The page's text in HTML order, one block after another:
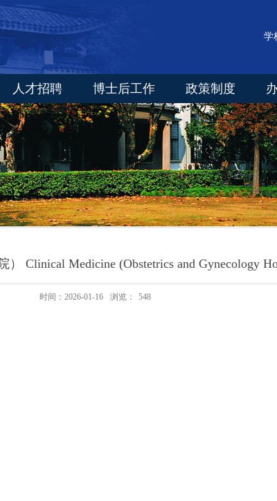
学
人才招聘 博士后工作 政策制度
Clinical Medicine (Obstetrics and Gynecology
时间：2026-01-16 浏览： 548